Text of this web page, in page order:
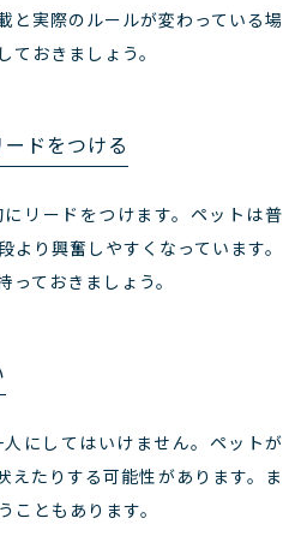
と実際のルールが変わっている場
おきましょう。
ドをつける
リードをつけます。ペットは普
り興奮しやすくなっています。
っておきましょう。
にしてはいけません。ペットが
えたりする可能性があります。ま
こともあります。